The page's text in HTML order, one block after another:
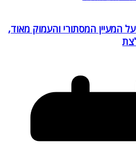
המעיין המסתורי והעמוק מאוד,